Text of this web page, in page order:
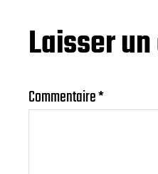
Laisser
Commentaire*